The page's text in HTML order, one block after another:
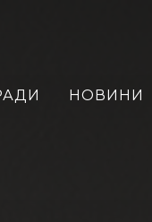
НОВИНИ